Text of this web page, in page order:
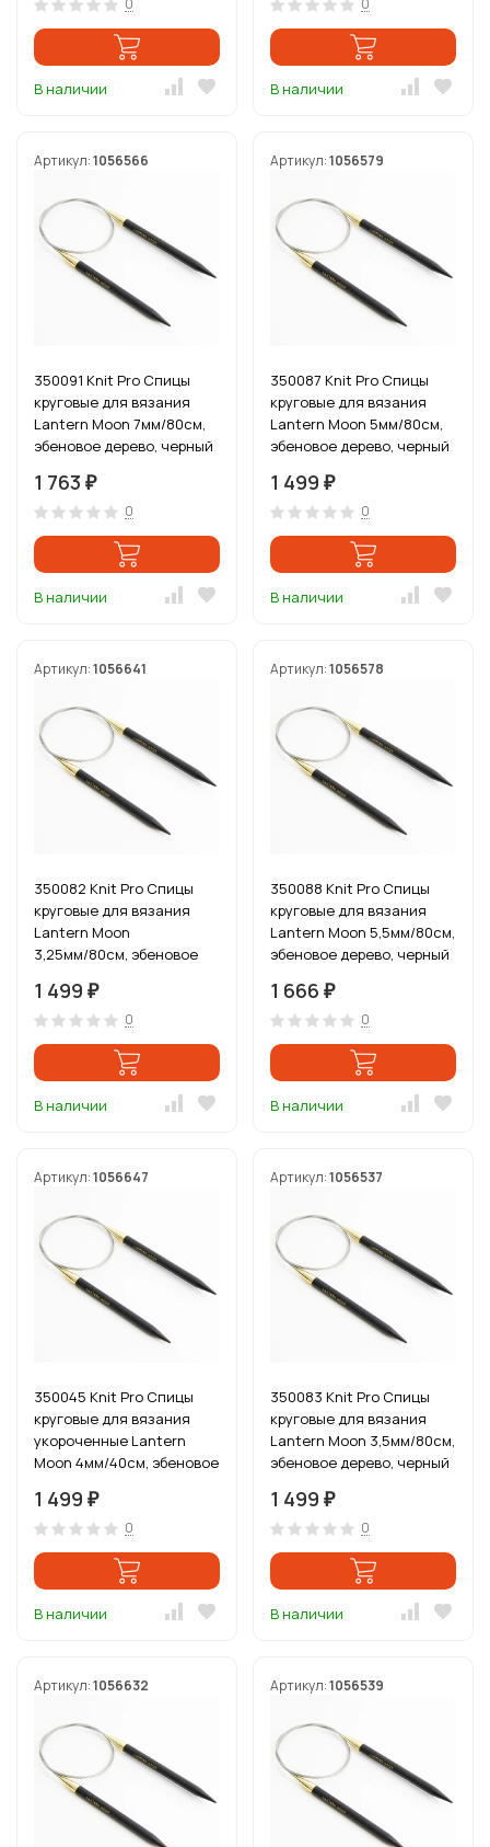
В наличии В наличии
Артикул:1056566
350091 Knit Pro Спицы
круговые для вязания
Lantern Moon 7мм/80см,
эбеновое дерево, черный
1 763 ₽
0
В наличии
Артикул:1056579
350087 Knit Pro Спицы
круговые для вязания
Lantern Moon 5мм/80см,
эбеновое дерево, черный
1 499 ₽
0
В наличии
Артикул:1056641
350082 Knit Pro Спицы
круговые для вязания
Lantern Moon
3,25мм/80см, эбеновое
1 499 ₽
0
В наличии
Артикул:1056578
350088 Knit Pro Спицы
круговые для вязания
Lantern Moon 5,5мм/80см,
эбеновое дерево, черный
1 666 ₽
0
В наличии
Артикул:1056647
350045 Knit Pro Спицы
круговые для вязания
укороченные Lantern
Moon 4мм/40см, эбеновое
1 499 ₽
0
В наличии
Артикул:1056537
350083 Knit Pro Спицы
круговые для вязания
Lantern Moon 3,5мм/80см,
эбеновое дерево, черный
1 499 ₽
0
В наличии
Артикул:1056632 Артикул:1056539